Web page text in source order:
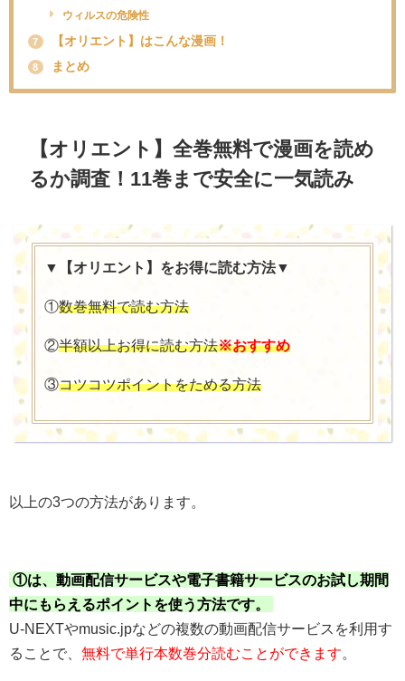
ウィルスの危険性
7 【オリエント】はこんな漫画！
8 まとめ
【オリエント】全巻無料で漫画を読め
るか調査！11巻まで安全に一気読み
▼【オリエント】をお得に読む方法▼
①数巻無料で読む方法
②半額以上お得に読む方法※おすすめ
③コツコツポイントをためる方法
以上の3つの方法があります。
①は、動画配信サービスや電子書籍サービスのお試し期間
中にもらえるポイントを使う方法です。
U-NEXTやmusic.jpなどの複数の動画配信サービスを利用す
ることで、 無料で単行本数巻分読むことができます